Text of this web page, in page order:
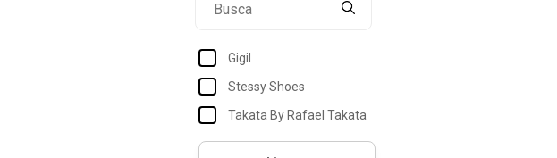
Gigil
Stessy Shoes
Takata By Rafael Takata